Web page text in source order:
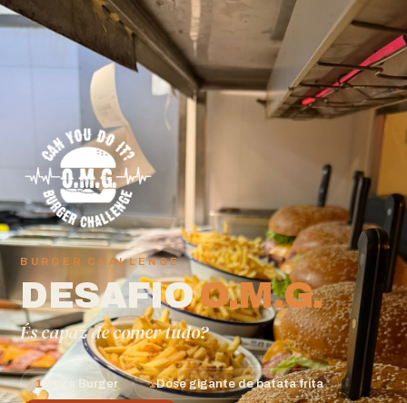
BURGER CHALLENGE
DESAFIOO.M.G.
És capaz de comer tudo?
1 Mega Burger 1Dose gigante de batata frita